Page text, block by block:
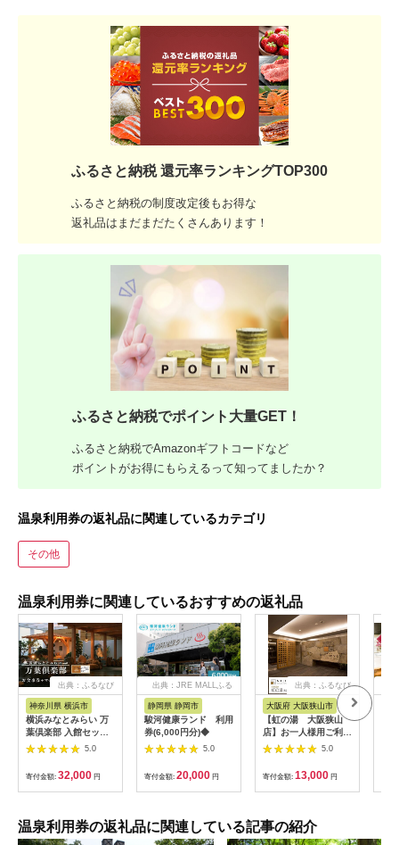
ふるさと納税 還元率ランキングTOP300
ふるさと納税の制度改定後もお得な
返礼品はまだまだたくさんあります！
ふるさと納税でポイント大量GET！
ふるさと納税でAmazonギフトコードなど
ポイントがお得にもらえるって知ってましたか？
温泉利用券の返礼品に関連しているカテゴリ
その他
温泉利用券に関連しているおすすめの返礼品
出典：ふるなび
神奈川県 横浜市
横浜みなとみらい 万
葉倶楽部 入館セット
（お食事券＋マッサー
ジ券付き）｜温泉 夜
景 露天風呂 利用券
AJL0002
5.0
寄付金額: 32,000 円
出典：JRE MALLふる
さと納税
静岡県 静岡市
駿河健康ランド 利用
券(6,000円分)◆
5.0
寄付金額: 20,000 円
出典：ふるなび
大阪府 大阪狭山市
【虹の湯 大阪狭山
店】お一人様用ご利用
券（5枚） No.125
5.0
寄付金額: 13,000 円
温泉利用券の返礼品に関連している記事の紹介